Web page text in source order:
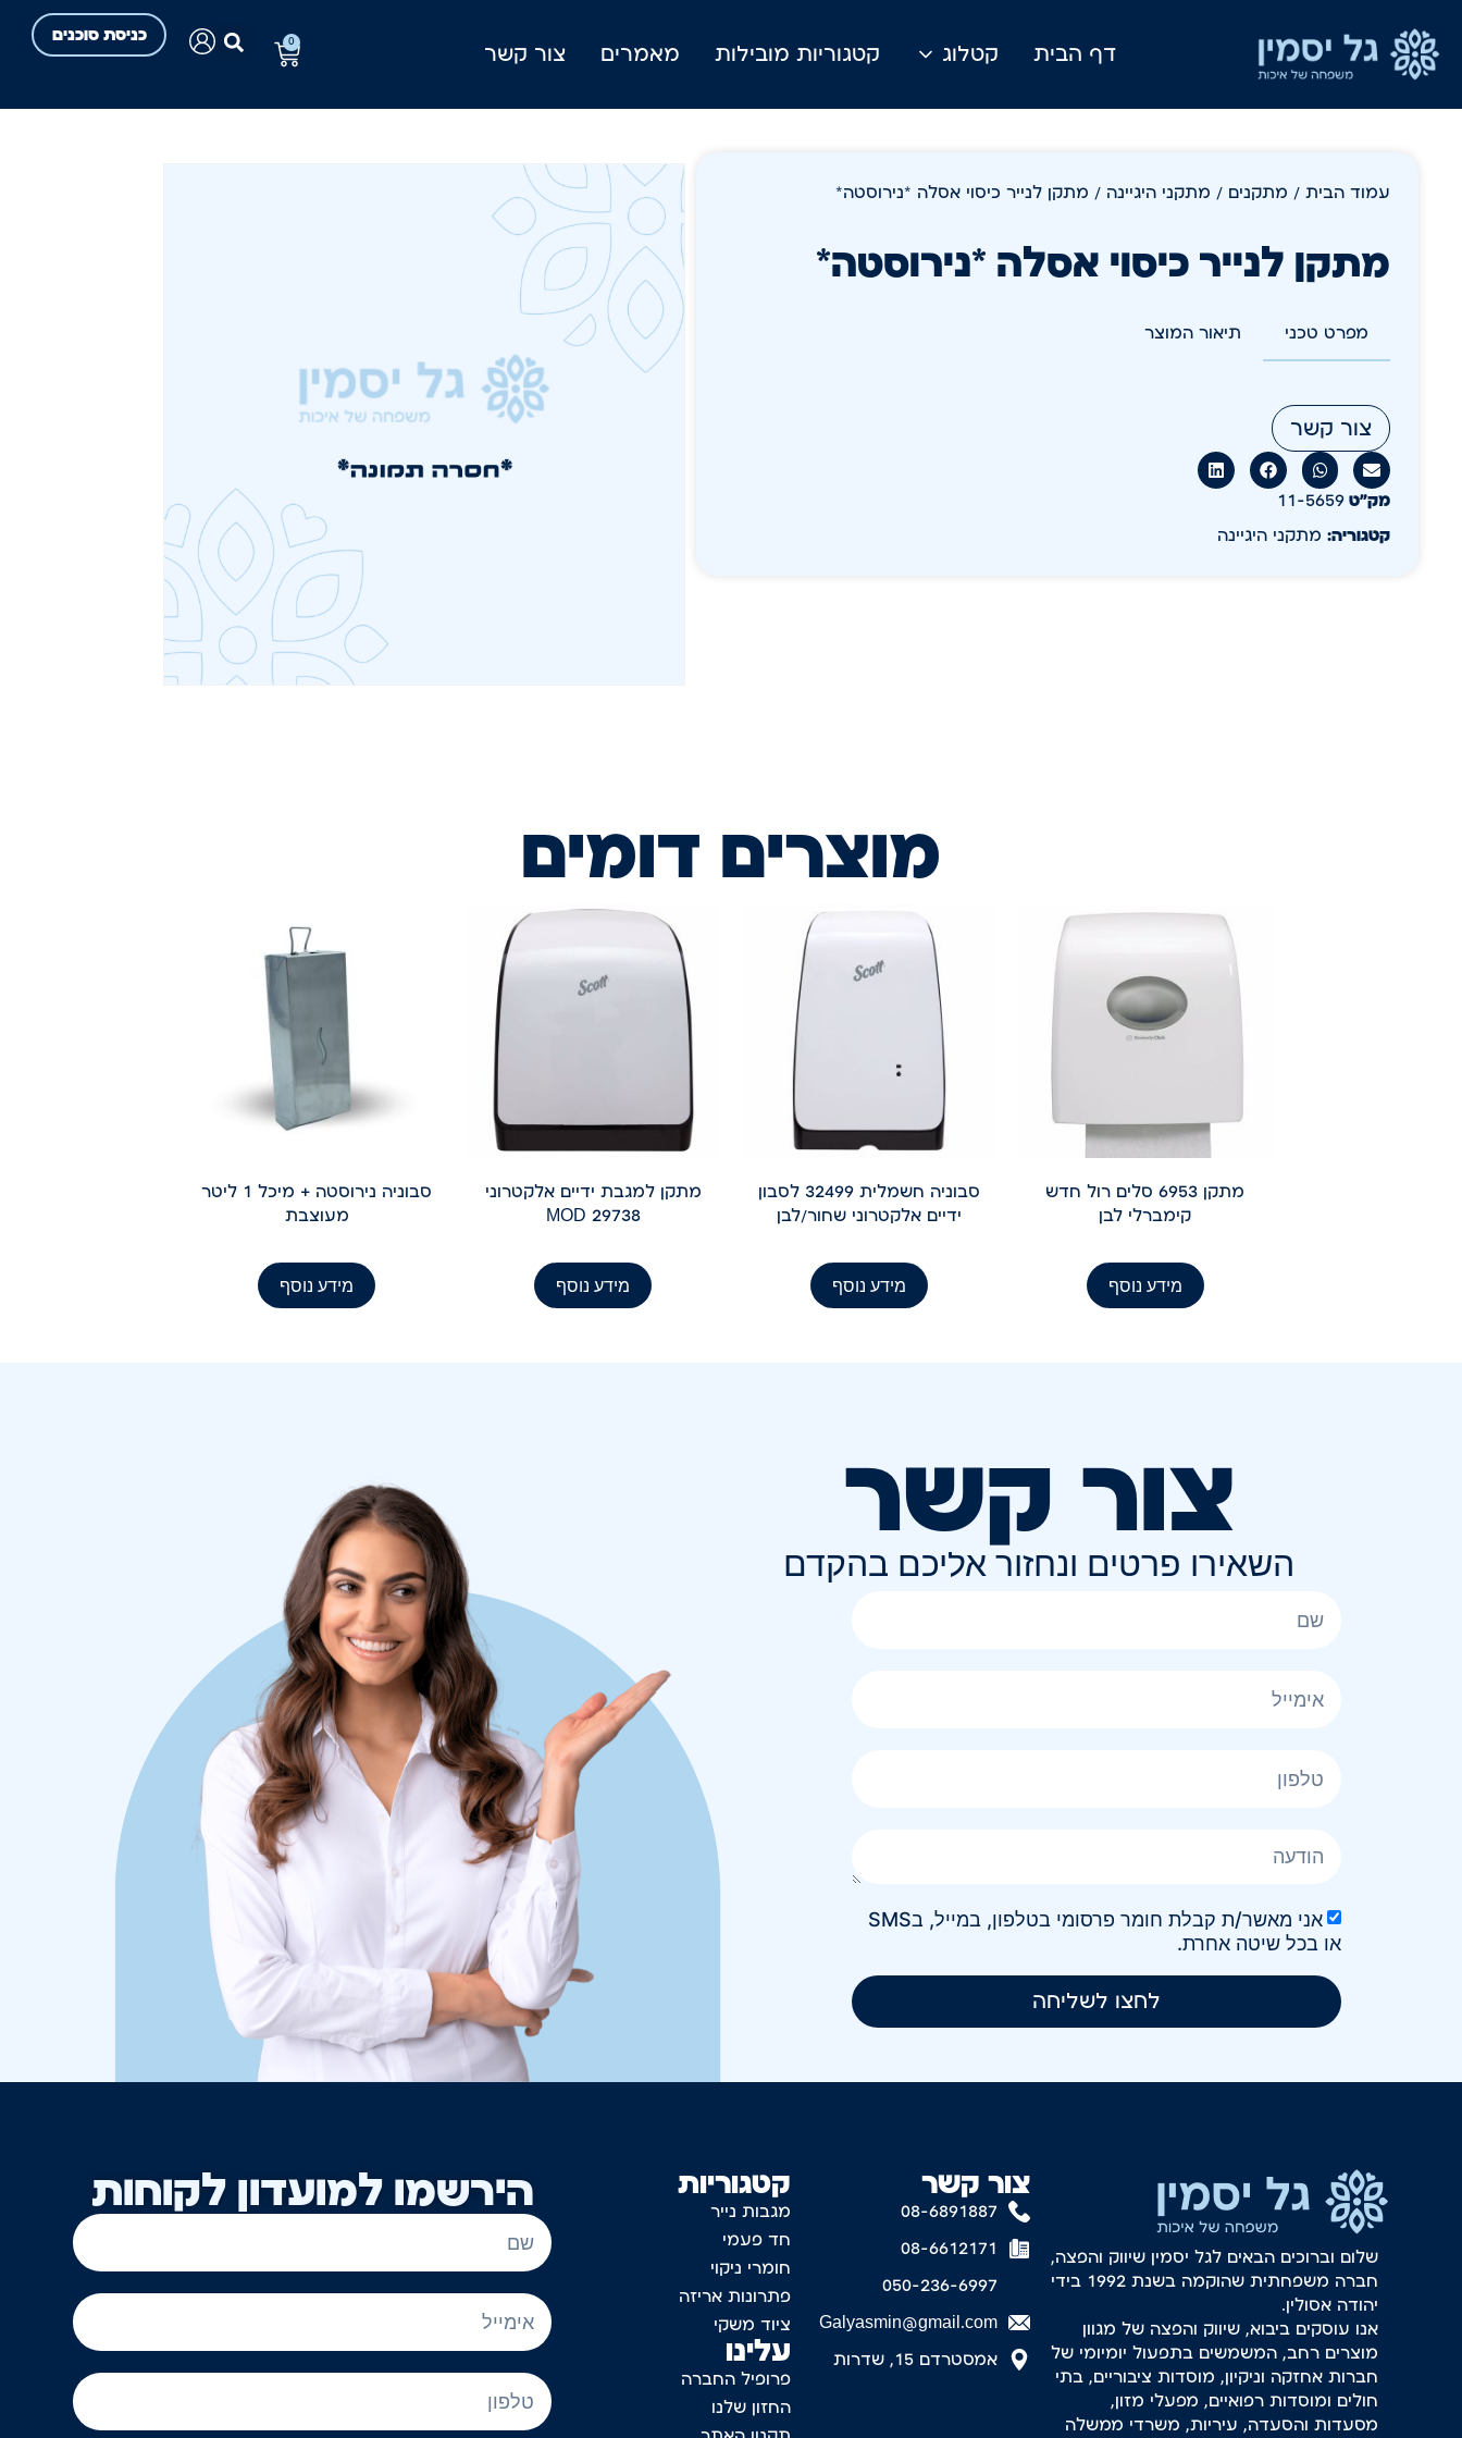
דף הבית קטלוג קטגוריות מובילות מאמרים צור קשר
כניסת סוכנים 0
עמוד הבית / מתקנים / מתקני היגיינה / מתקן לנייר כיסוי אסלה *נירוסטה*
מתקן לנייר כיסוי אסלה *נירוסטה*
מפרט טכני תיאור המוצר
צור קשר
מק״ט 11-5659
קטגוריה: מתקני היגיינה
מוצרים דומים
מתקן 6953 סלים רול חדש
קימברלי לבן
מידע נוסף
סבוניה חשמלית 32499 לסבון
ידיים אלקטרוני שחור/לבן
מידע נוסף
מתקן למגבת ידיים אלקטרוני
MOD 29738
מידע נוסף
סבוניה נירוסטה + מיכל 1 ליטר
מעוצבת
מידע נוסף
צור קשר
השאירו פרטים ונחזור אליכם בהקדם
אני מאשר/ת קבלת חומר פרסומי בטלפון, במייל, בSMS
או בכל שיטה אחרת.
לחצו לשליחה
הירשמו למועדון לקוחות קטגוריות
מגבות נייר
חד פעמי
חומרי ניקוי
פתרונות אריזה
ציוד משקי
עלינו
פרופיל החברה
החזון שלנו
צור קשר
08-6891887
08-6612171
050-236-6997
Galyasmin@gmail.com
אמסטרדם 15, שדרות
שלום וברוכים הבאים לגל יסמין שיווק והפצה,
חברה משפחתית שהוקמה בשנת 1992 בידי
יהודה אסולין.
אנו עוסקים ביבוא, שיווק והפצה של מגוון
מוצרים רחב, המשמשים בתפעול יומיומי של
חברות אחזקה וניקיון, מוסדות ציבוריים, בתי
חולים ומוסדות רפואיים, מפעלי מזון,
מסעדות והסעדה, עיריות, משרדי ממשלה